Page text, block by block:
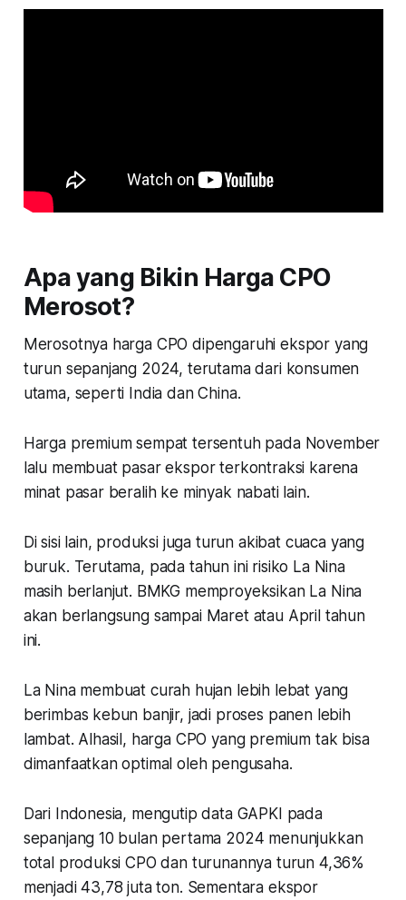
Apa yang Bikin Harga CPO
Merosot?
Merosotnya harga CPO dipengaruhi ekspor yang
turun sepanjang 2024, terutama dari konsumen
utama, seperti India dan China.
Harga premium sempat tersentuh pada November
lalu membuat pasar ekspor terkontraksi karena
minat pasar beralih ke minyak nabati lain.
Di sisi lain, produksi juga turun akibat cuaca yang
buruk. Terutama, pada tahun ini risiko La Nina
masih berlanjut. BMKG memproyeksikan La Nina
akan berlangsung sampai Maret atau April tahun
ini.
La Nina membuat curah hujan lebih lebat yang
berimbas kebun banjir, jadi proses panen lebih
lambat. Alhasil, harga CPO yang premium tak bisa
dimanfaatkan optimal oleh pengusaha.
Dari Indonesia, mengutip data GAPKI pada
sepanjang 10 bulan pertama 2024 menunjukkan
total produksi CPO dan turunannya turun 4,36%
menjadi 43,78 juta ton. Sementara ekspor